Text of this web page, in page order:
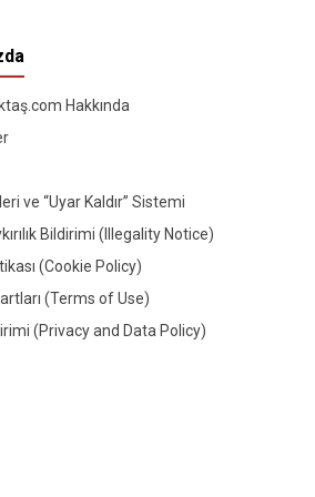
Hakkında
ve “Uyar Kaldır” Sistemi
Bildirimi (Illegality Notice)
(Cookie Policy)
(Terms of Use)
(Privacy and Data Policy)